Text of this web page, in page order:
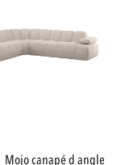
mojo canapé d angle